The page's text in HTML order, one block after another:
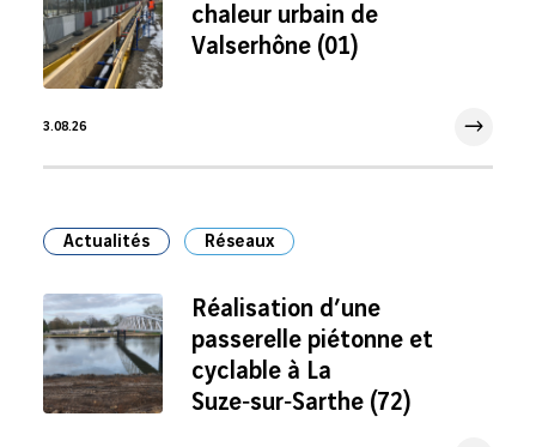
chaleur urbain de
Valserhône (01)
3.08.26
Actualités Réseaux
Réalisation d’une
passerelle piétonne et
cyclable à La
Suze‑sur‑Sarthe (72)